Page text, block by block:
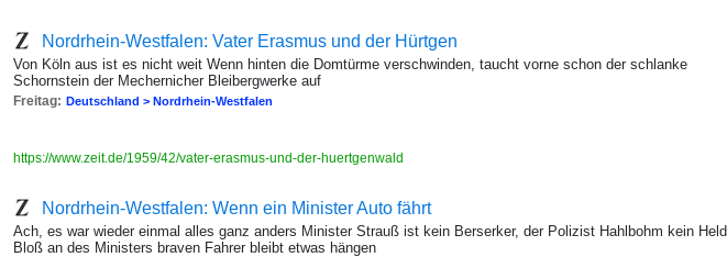
Nordrhein-Westfalen: Vater Erasmus und der Hürtgen
Von Köln aus ist es nicht weit Wenn hinten die Domtürme verschwinden, taucht vorne schon der schlanke
Schornstein der Mechernicher Bleibergwerke auf
Freitag: Deutschland > Nordrhein-Westfalen
https://www.zeit.de/1959/42/vater-erasmus-und-der-huertgenwald
Nordrhein-Westfalen: Wenn ein Minister Auto fährt
Ach, es war wieder einmal alles ganz anders Minister Strauß ist kein Berserker, der Polizist Hahlbohm kein Held
Bloß an des Ministers braven Fahrer bleibt etwas hängen